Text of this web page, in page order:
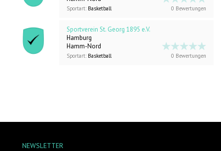
Sportart: Basketball 0 Bewertungen
Sportverein St. Georg 1895 e.V.
Hamburg
Hamm-Nord
Sportart: Basketball 0 Bewertungen
NEWSLETTER